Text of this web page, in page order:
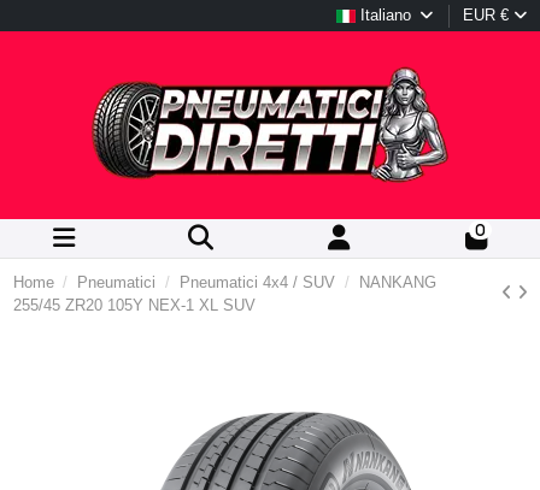
Italiano EUR €
0
Home Pneumatici Pneumatici 4x4 / SUV
NANKANG
255/45 ZR20 105Y NEX-1 XL SUV